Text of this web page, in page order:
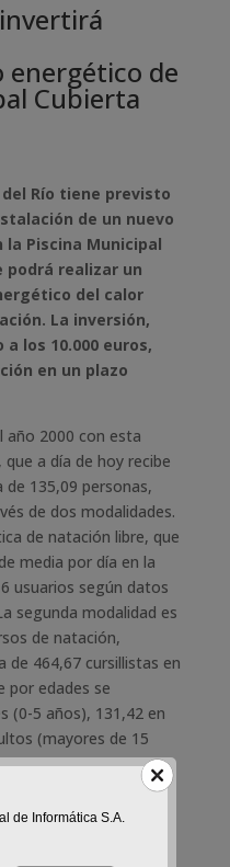
de
Cubierta
Río tiene previsto
de un nuevo
Piscina Municipal
podrá realizar un
del calor
La inversión,
los 10.000 euros,
en un plazo
año 2000 con esta
a día de hoy recibe
de 135,09 personas,
de dos modalidades.
de natación libre, que
media por día en la
usuarios según datos
segunda modalidad es
de natación,
de 464,67 cursillistas en
por edades se
(0-5 años), 131,42 en
(mayores de 15
(centros
Cubierta se ha
de la oferta de
de Informática S.A.